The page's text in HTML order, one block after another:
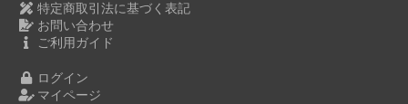
特定商取引法に基づく表記
お問い合わせ
ご利用ガイド
ログイン
マイページ